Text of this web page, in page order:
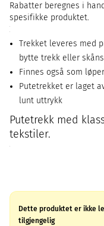
Rabatter beregnes i
spesifikke produktet.
Trekket leveres med
bytte trekk eller
Finnes også som løper
Putetrekket er laget
lunt uttrykk
Putetrekk med
tekstiler.
Dette produktet er ikke
tilgjengelig